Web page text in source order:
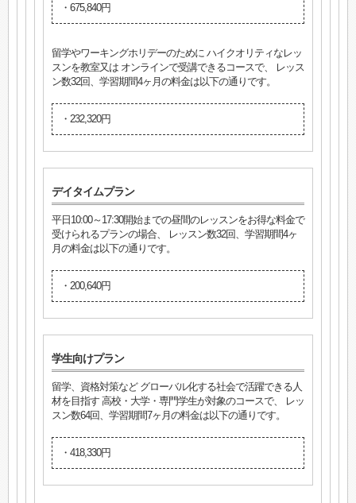
・675,840円
留学やワーキングホリデーのために ハイクオリティなレッ
スンを教室又は オンラインで受講できるコースで、 レッス
ン数32回、学習期間4ヶ月の料金は以下の通りです。
・232,320円
デイタイムプラン
平日10:00～17:30開始までの昼間のレッスンをお得な料金で
受けられるプランの場合、 レッスン数32回、学習期間4ヶ
月の料金は以下の通りです。
・200,640円
学生向けプラン
留学、資格対策など グローバル化する社会で活躍できる人
材を目指す 高校・大学・専門学生が対象のコースで、 レッ
スン数64回、学習期間7ヶ月の料金は以下の通りです。
・418,330円